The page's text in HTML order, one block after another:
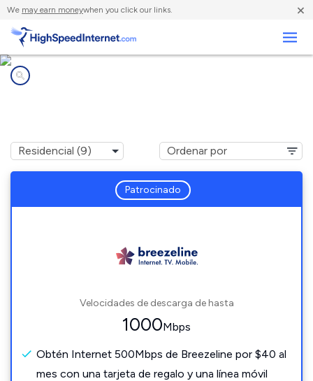
We may earn moneywhen you click our links. ×
Patrocinado
Velocidades de descarga de hasta
1000Mbps
Obtén Internet 500Mbps de Breezeline por $40 al
mes con una tarjeta de regalo y una línea móvil